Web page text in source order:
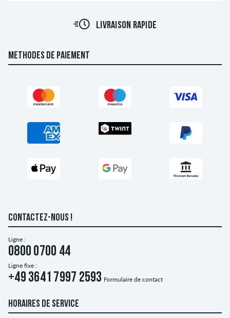
LIVRAISON RAPIDE
METHODES DE PAIEMENT
CONTACTEZ-NOUS !
Ligne :
0800 0700 44
Ligne fixe :
+49 3641 7997 2593 Formulaire de contact
HORAIRES DE SERVICE